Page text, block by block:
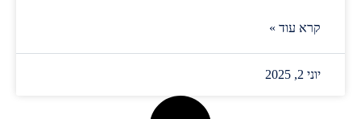
קרא עוד »
יוני 2, 2025